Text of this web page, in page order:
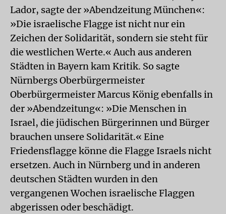
Lador, sagte der »Abendzeitung München«:
»Die israelische Flagge ist nicht nur ein
Zeichen der Solidarität, sondern sie steht für
die westlichen Werte.« Auch aus anderen
Städten in Bayern kam Kritik. So sagte
Nürnbergs Oberbürgermeister
Oberbürgermeister Marcus König ebenfalls in
der »Abendzeitung«: »Die Menschen in
Israel, die jüdischen Bürgerinnen und Bürger
brauchen unsere Solidarität.« Eine
Friedensflagge könne die Flagge Israels nicht
ersetzen. Auch in Nürnberg und in anderen
deutschen Städten wurden in den
vergangenen Wochen israelische Flaggen
abgerissen oder beschädigt.